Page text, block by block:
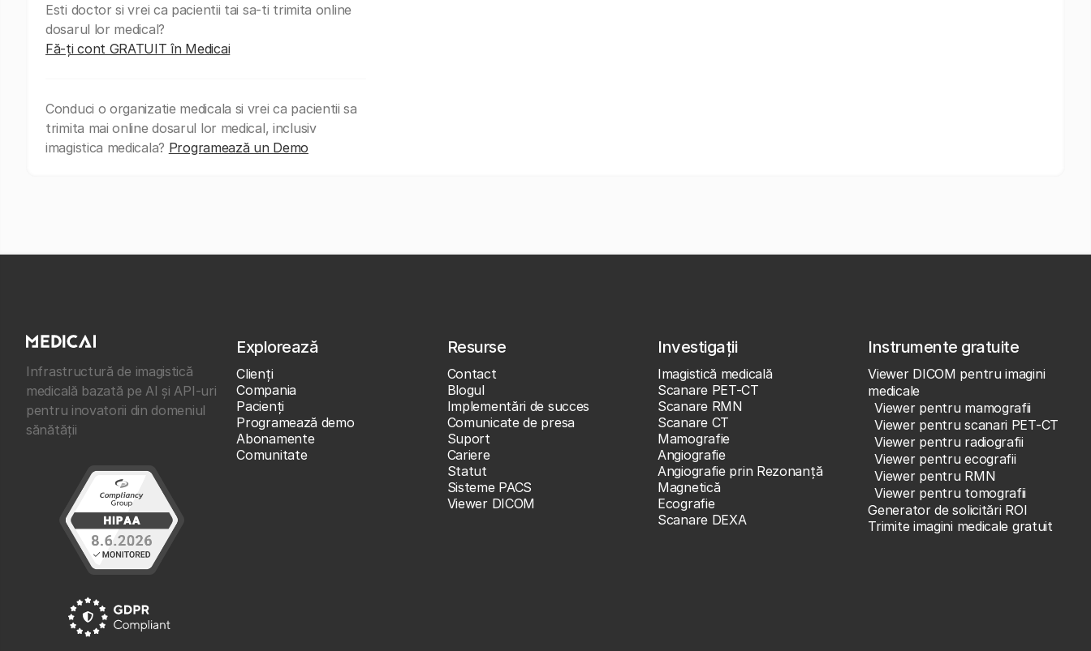
Esti doctor si vrei ca pacientii tai sa-ti trimita online
dosarul lor medical?
Fă-ți cont GRATUIT în Medicai
Conduci o organizatie medicala si vrei ca pacientii sa
trimita mai online dosarul lor medical, inclusiv
imagistica medicala? Programează un Demo
Infrastructură de imagistică
medicală bazată pe AI și API-uri
pentru inovatorii din domeniul
sănătății
Explorează
Clienţi
Compania
Pacienți
Programează demo
Abonamente
Comunitate
Resurse
Contact
Blogul
Implementări de succes
Comunicate de presa
Suport
Cariere
Statut
Sisteme PACS
Viewer DICOM
Investigații
Imagistică medicală
Scanare PET-CT
Scanare RMN
Scanare CT
Mamografie
Angiografie
Angiografie prin Rezonanță
Magnetică
Ecografie
Scanare DEXA
Instrumente gratuite
Viewer DICOM pentru imagini
medicale
Viewer pentru mamografii
Viewer pentru scanari PET-CT
Viewer pentru radiografii
Viewer pentru ecografii
Viewer pentru RMN
Viewer pentru tomografii
Generator de solicitări ROI
Trimite imagini medicale gratuit